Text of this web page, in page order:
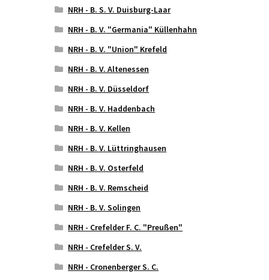
NRH - B. S. V. Duisburg-Laar
NRH - B. V. "Germania" Küllenhahn
NRH - B. V. "Union" Krefeld
NRH - B. V. Altenessen
NRH - B. V. Düsseldorf
NRH - B. V. Haddenbach
NRH - B. V. Kellen
NRH - B. V. Lüttringhausen
NRH - B. V. Osterfeld
NRH - B. V. Remscheid
NRH - B. V. Solingen
NRH - Crefelder F. C. "Preußen"
NRH - Crefelder S. V.
NRH - Cronenberger S. C.